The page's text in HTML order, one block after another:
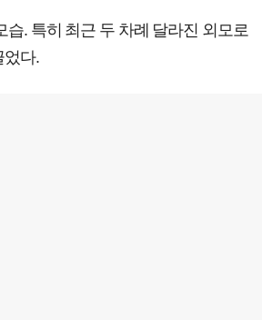
. 특히 최근 두 차례 달라진 외모로
었다.